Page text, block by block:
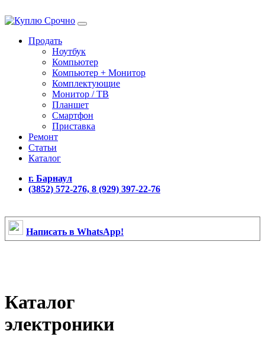
Продать
Ноутбук
Компьютер
Компьютер + Монитор
Комплектующие
Монитор / ТВ
Планшет
Смартфон
Приставка
Ремонт
Статьи
Каталог
г. Барнаул
(3852) 572-276, 8 (929) 397-22-76
Написать в WhatsApp!
Каталог
электроники